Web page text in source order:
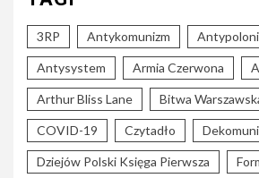
3RP Antykomunizm
Antysystem Armia Czerwona
Arthur Bliss Lane Bitwa
COVID-19 Czytadło
Dziejów Polski Księga Pierwsza